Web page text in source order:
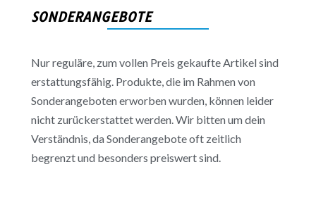
SONDERANGEBOTE
Nur reguläre, zum vollen Preis gekaufte Artikel sind
erstattungsfähig. Produkte, die im Rahmen von
Sonderangeboten erworben wurden, können leider
nicht zurückerstattet werden. Wir bitten um dein
Verständnis, da Sonderangebote oft zeitlich
begrenzt und besonders preiswert sind.